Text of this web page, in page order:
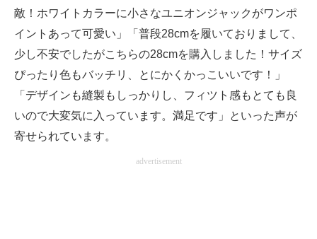
敵！ホワイトカラーに小さなユニオンジャックがワンポ
イントあって可愛い」「普段28cmを履いておりまして、
少し不安でしたがこちらの28cmを購入しました！サイズ
ぴったり色もバッチリ、とにかくかっこいいです！」
「デザインも縫製もしっかりし、フィツト感もとても良
いので大変気に入っています。満足です」といった声が
寄せられています。
advertisement